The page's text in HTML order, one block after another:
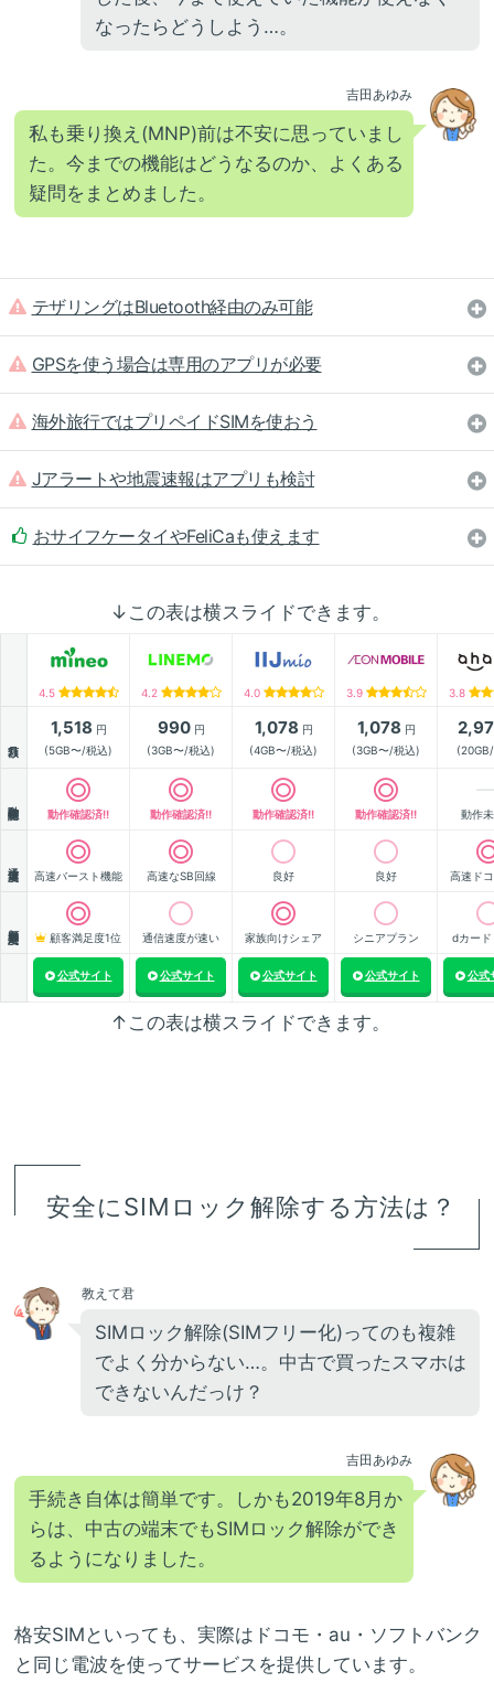
なったらどうしよう…。
吉田あゆみ
私も乗り換え(MNP)前は不安に思っていまし
た。今までの機能はどうなるのか、よくある
疑問をまとめました。
テザリングはBluetooth経由のみ可能
GPSを使う場合は専用のアプリが必要
海外旅行ではプリペイドSIMを使おう
Jアラートや地震速報はアプリも検討
おサイフケータイやFeliCaも使えます
↓この表は横スライドできます。
4.5 4.2 4.0 3.9 3.8
1,518 円
(5GB〜/税込)
990円
(3GB〜/税込)
1,078 円
(4GB〜/税込)
1,078 円
(3GB〜/税込)
動作確認済!! 動作確認済!! 動作確認済!! 動作確認済!! 動作
高速バースト機能 高速なSB回線 良好 良好 高速ド
顧客満足度1位 通信速度が速い 家族向けシェア シニアプラン dカード
公式サイト 公式サイト 公式サイト 公式サイト 公式
↑この表は横スライドできます。
安全にSIMロック解除する方法は？
教えて君
SIMロック解除(SIMフリー化)ってのも複雑
でよく分からない…。中古で買ったスマホは
できないんだっけ？
吉田あゆみ
手続き自体は簡単です。しかも2019年8月か
らは、中古の端末でもSIMロック解除ができ
るようになりました。
格安SIMといっても、実際はドコモ・au・ソフトバンク
と同じ電波を使ってサービスを提供しています。